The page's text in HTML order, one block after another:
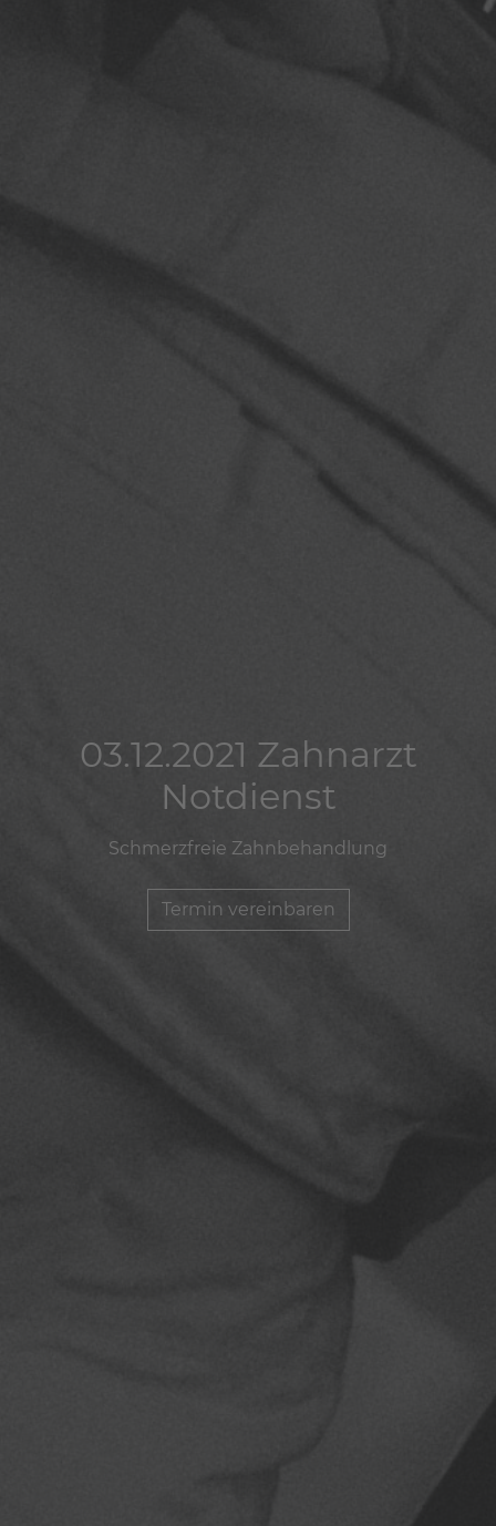
03.12.2021 Zahnarzt
Notdienst
Schmerzfreie Zahnbehandlung
Termin vereinbaren
03.12.2021 Zahnarzt
Notdienst
Schmerzfreie Zahnbehandlung
Termin vereinbaren
03.12.2021 Zahnarzt
Notdienst
Schmerzfreie Zahnbehandlung
Termin vereinbaren